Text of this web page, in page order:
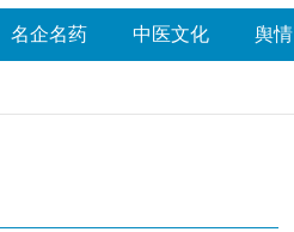
名企名药 中医文化 舆情